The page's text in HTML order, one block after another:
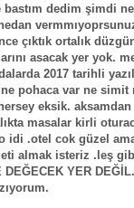
dedim şimdi ne
çıktık ortalık
asacak yer yok.
2017 tarihli
pohaca var ne simit
eksik.
masalar kirli
idi .otel cok güzel
almak isteriz .leş
YER